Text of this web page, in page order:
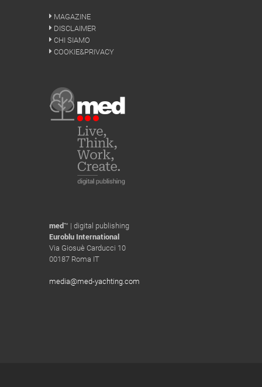
MAGAZINE
DISCLAIMER
CHI SIAMO
COOKIE&PRIVACY
med™ | digital publishing
Euroblu International
Via Giosuè Carducci 10
00187 Roma IT
media@med-yachting.com